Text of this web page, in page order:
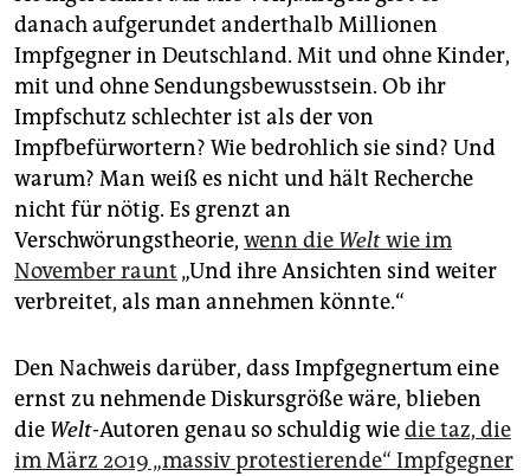
danach aufgerundet anderthalb Millionen
Impfgegner in Deutschland. Mit und ohne Kinder,
mit und ohne Sendungsbewusstsein. Ob ihr
Impfschutz schlechter ist als der von
Impfbefürwortern? Wie bedrohlich sie sind? Und
warum? Man weiß es nicht und hält Recherche
nicht für nötig. Es grenzt an
Verschwörungstheorie, wenn die Weltwie im
November raunt „Und ihre Ansichten sind weiter
verbreitet, als man annehmen könnte.“
Den Nachweis darüber, dass Impfgegnertum eine
ernst zu nehmende Diskursgröße wäre, blieben
die Welt-Autoren genau so schuldig wiedie taz, die
im März 2019 „massiv protestierende“ Impfgegner